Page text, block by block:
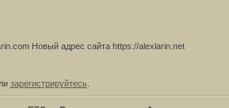
Новый адрес сайта https://alexlarin.net
зарегистрируйтесь.